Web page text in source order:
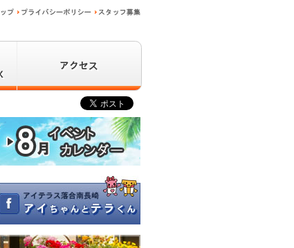
プライバシーポリシー
サイトマップ
アクセス